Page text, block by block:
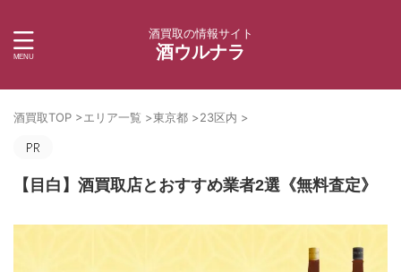
酒買取の情報サイト
酒ウルナラ
酒買取TOP >エリア一覧 >東京都 >23区内 >
【目白】酒買取店とおすすめ業者2選《無料査定》